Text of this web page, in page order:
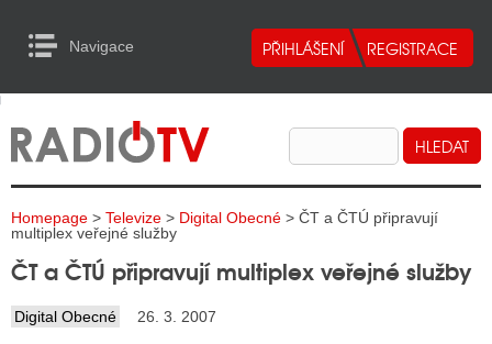
Navigace
RADIA
TELEVIZE
INTERNET
TISK
to Content
Homepage > Televize > Digital Obecné > ČT a ČTÚ připravují
multiplex veřejné služby
ČT a ČTÚ připravují multiplex veřejné služby
Digital Obecné 26. 3. 2007